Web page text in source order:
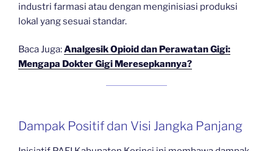
industri farmasi atau dengan menginisiasi produksi
lokal yang sesuai standar.
Baca Juga:Analgesik Opioid dan Perawatan Gigi:
Mengapa Dokter Gigi Meresepkannya?
Dampak Positif dan Visi Jangka Panjang